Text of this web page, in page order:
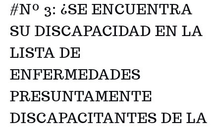
#Nº 3: ¿SE ENCUENTRA
SU DISCAPACIDAD EN LA
LISTA DE
ENFERMEDADES
PRESUNTAMENTE
DISCAPACITANTES DE LA